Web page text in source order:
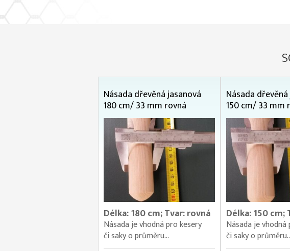
Násada dřevěná jasanová
180 cm/ 33 mm rovná
Délka: 180 cm; Tvar: rovná
Násada je vhodná pro kesery
či saky o průměru...
Násada
150 cm/ 33 mm
Délka: 150 cm;
Násada je
či saky o